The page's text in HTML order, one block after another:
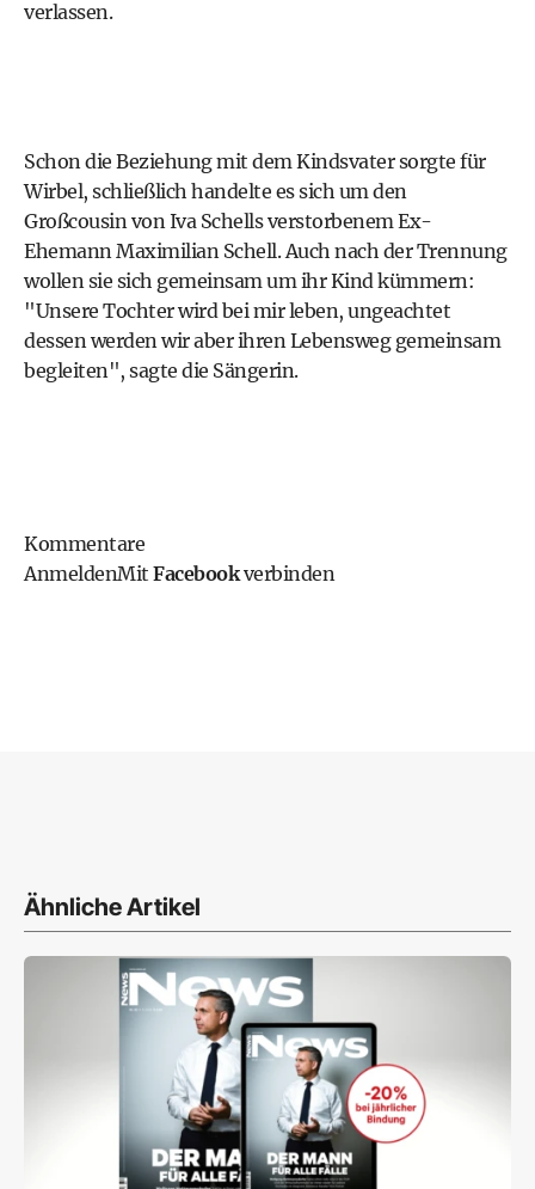
verlassen.
Schon die Beziehung mit dem Kindsvater sorgte für
Wirbel, schließlich handelte es sich um den
Großcousin von Iva Schells verstorbenem Ex-
Ehemann Maximilian Schell. Auch nach der Trennung
wollen sie sich gemeinsam um ihr Kind kümmern:
"Unsere Tochter wird bei mir leben, ungeachtet
dessen werden wir aber ihren Lebensweg gemeinsam
begleiten", sagte die Sängerin.
Kommentare
AnmeldenMit Facebookverbinden
Ähnliche Artikel